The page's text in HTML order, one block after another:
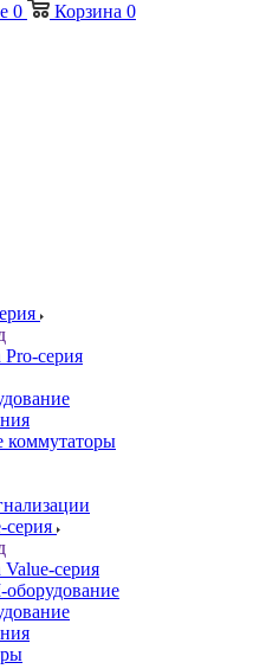
0 Корзина 0
серия
коммутаторы
серия
серия